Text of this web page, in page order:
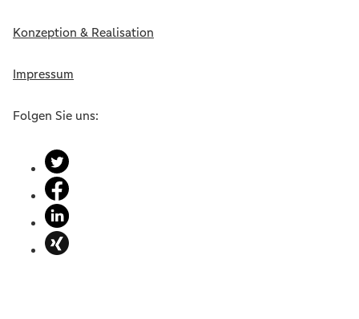
Konzeption & Realisation
Impressum
Folgen Sie uns: